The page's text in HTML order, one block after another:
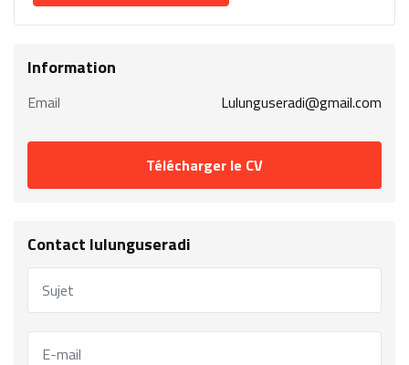
Information
Email Lulunguseradi@gmail.com
Télécharger le CV
Contact lulunguseradi